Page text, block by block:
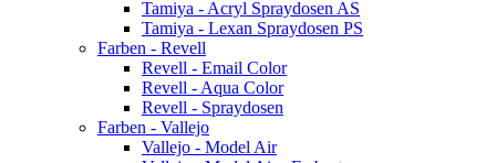
Tamiya - Acryl Spraydosen AS
Tamiya - Lexan Spraydosen PS
Farben - Revell
Revell - Email Color
Revell - Aqua Color
Revell - Spraydosen
Farben - Vallejo
Vallejo - Model Air